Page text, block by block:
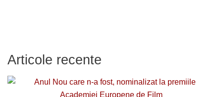
Articole recente